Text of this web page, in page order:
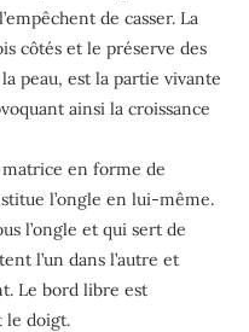
de casser. La
côtés et le préserve des
peau, est la partie vivante
ainsi la croissance
en forme de
l’ongle en lui-même.
l’ongle et qui sert de
l’un dans l’autre et
Le bord libre est
le doigt.